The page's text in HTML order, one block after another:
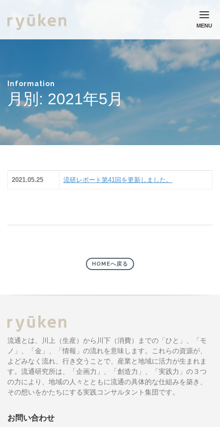
業務実績
コラム
ニュース
採用情報
お問い合わせ
MENU
Information
月別: 2021年5月
2021.05.25 流研レポート第41回を更新しました。
HOMEへ戻る
流通とは、川上（生産）から川下（消費）までの「ひと」、「モ
ノ」、「金」、「情報」の流れを意味します。これらの資源が、
よどみなく流れ、行き交うことで、産業と地域に活力が生まれま
す。流通研究所は、「企画力」、「創造力」、「実践力」の３つ
の力により、地域の人々とともに流通の具体的な仕組みを築き、
その想いをかたちにする実践コンサルタント集団です。
お問い合わせ